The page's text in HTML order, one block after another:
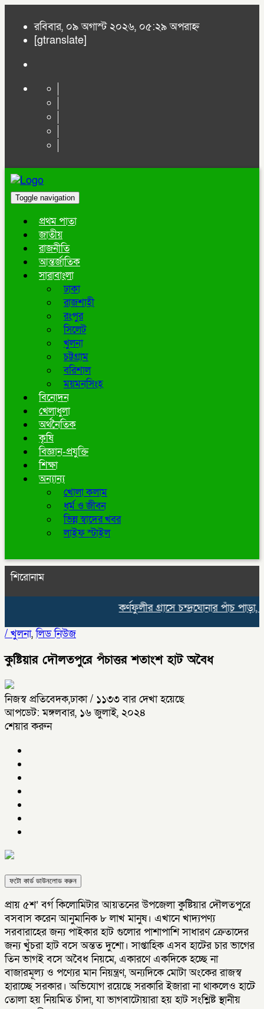
রবিবার, ০৯ অগাস্ট ২০২৬, ০৫:২৯ অপরাহ্ন
[gtranslate]
Toggle navigation
প্রথম পাতা
জাতীয়
রাজনীতি
আন্তর্জাতিক
সারাবাংলা
ঢাকা
রাজশাহী
রংপুর
সিলেট
খুলনা
চট্টগ্রাম
বরিশাল
ময়মনসিংহ
বিনোদন
খেলাধুলা
অর্থনৈতিক
কৃষি
বিজ্ঞান-প্রযুক্তি
শিক্ষা
অন্যান্য
খোলা কলাম
ধর্ম ও জীবন
ভিন্ন স্বাদের খবর
লাইফ স্টাইল
শিরোনাম
কর্ণফুলীর গ্রাসে চন্দ্রঘোনার পাঁচ পাড়া,
/ খুলনা,লিড নিউজ
কুষ্টিয়ার দৌলতপুরে পঁচাত্তর শতাংশ হাট অবৈধ
নিজস্ব প্রতিবেদক,ঢাকা/ ১১৩৩ বার দেখা হয়েছে
আপডেট: মঙ্গলবার, ১৬ জুলাই, ২০২৪
শেয়ার করুন
ফটো কার্ড ডাউনলোড করুন
প্রায় ৫শ’ বর্গ কিলোমিটার আয়তনের উপজেলা কুষ্টিয়ার দৌলতপুরে
বসবাস করেন আনুমানিক ৮ লাখ মানুষ। এখানে খাদ্যপণ্য
সরবারাহের জন্য পাইকার হাট গুলোর পাশাপাশি সাধারণ ক্রেতাদের
জন্য খুঁচরা হাট বসে অন্তত দুশো। সাপ্তাহিক এসব হাটের চার ভাগের
তিন ভাগই বসে অবৈধ নিয়মে, একারণে একদিকে হচ্ছে না
বাজারমূল্য ও পণ্যের মান নিয়ন্ত্রণ, অন্যদিকে মোটা অংকের রাজস্ব
হারাচ্ছে সরকার। অভিযোগ রয়েছে সরকারি ইজারা না থাকলেও হাটে
তোলা হয় নিয়মিত চাঁদা, যা ভাগবাটোয়ারা হয় হাট সংশ্লিষ্ট স্থানীয়